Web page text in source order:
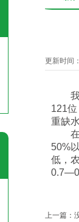
更新时间
我国
121
重缺
在我
50%
低，
上一篇：